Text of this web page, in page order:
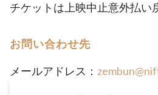
チケットは上映中止意外払い
お問い合わせ先
メールアドレス：